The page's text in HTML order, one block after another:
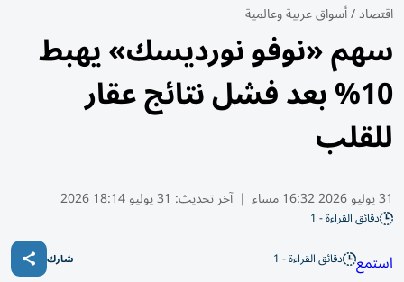
اقتصاد/أسواق عربية وعالمية
سهم «نوفو نورديسك» يهبط
10% بعد فشل نتائج عقار
للقلب
31 يوليو 2026 16:32 مساء | آخر تحديث: 31 يوليو 18:14 2026
دقائق القراءة - 1
استمع دقائق القراءة - 1 شارك